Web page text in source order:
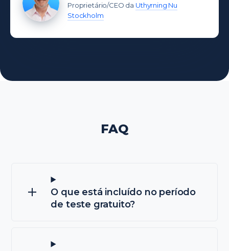
Proprietário/CEO da Uthyrning Nu
Stockholm
FAQ
O que está incluído no período
de teste gratuito?